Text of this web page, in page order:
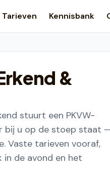
Tarieven Kennisbank
&
stuurt een PKVW-
bij u op de stoep staat
Vaste tarieven vooraf,
in de avond en het